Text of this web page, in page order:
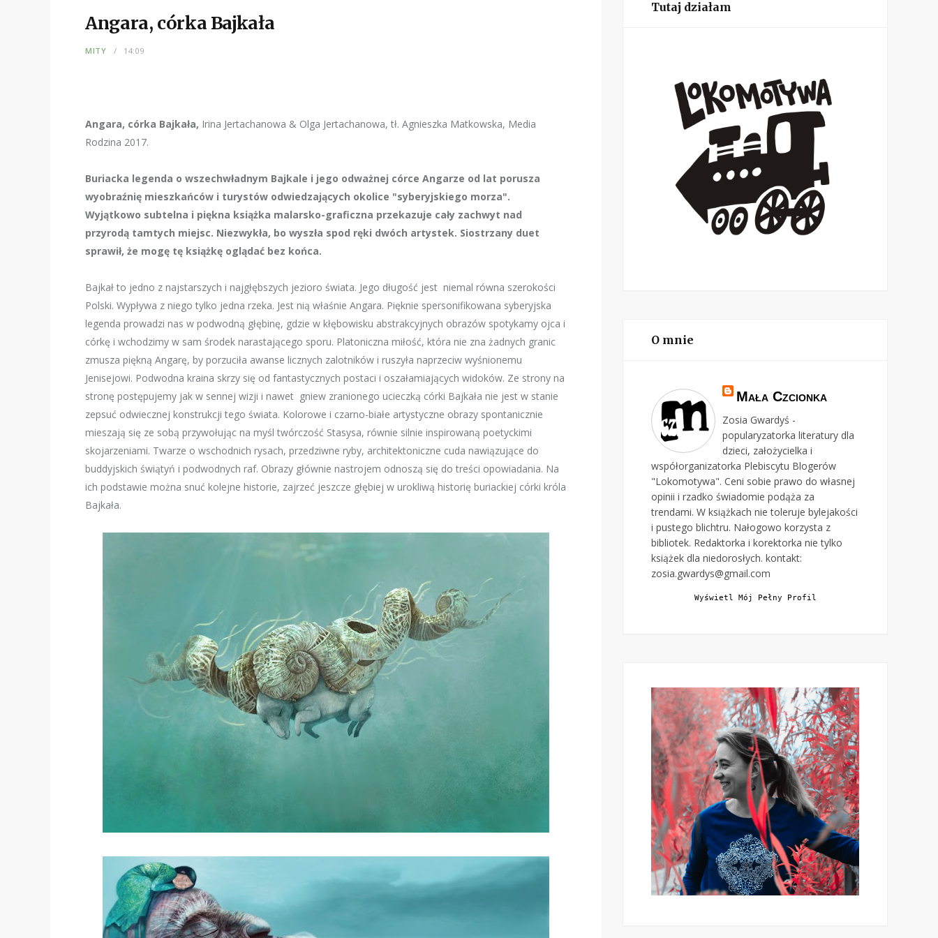
Angara, córka Bajkała
MITY 14:09
Angara, córka Bajkała, Irina Jertachanowa & Olga Jertachanowa, tł. Agnieszka Matkowska, Media
Rodzina 2017.
Buriacka legenda o wszechwładnym Bajkale i jego odważnej córce Angarze od lat porusza
wyobraźnię mieszkańców i turystów odwiedzających okolice "syberyjskiego morza".
Wyjątkowo subtelna i piękna książka malarsko-graficzna przekazuje cały zachwyt nad
przyrodą tamtych miejsc. Niezwykła, bo wyszła spod ręki dwóch artystek. Siostrzany duet
sprawił, że mogę tę książkę oglądać bez końca.
Bajkał to jedno z najstarszych i najgłębszych jezioro świata. Jego długość jest niemal równa szerokości
Polski. Wypływa z niego tylko jedna rzeka. Jest nią właśnie Angara. Pięknie spersonifikowana syberyjska
legenda prowadzi nas w podwodną głębinę, gdzie w kłębowisku abstrakcyjnych obrazów spotykamy ojca i
córkę i wchodzimy w sam środek narastającego sporu. Platoniczna miłość, która nie zna żadnych granic
zmusza piękną Angarę, by porzuciła awanse licznych zalotników i ruszyła naprzeciw wyśnionemu
Jenisejowi. Podwodna kraina skrzy się od fantastycznych postaci i oszałamiających widoków. Ze strony na
stronę postępujemy jak w sennej wizji i nawet gniew zranionego ucieczką córki Bajkała nie jest w stanie
zepsuć odwiecznej konstrukcji tego świata. Kolorowe i czarno-białe artystyczne obrazy spontanicznie
mieszają się ze sobą przywołując na myśl twórczość Stasysa, równie silnie inspirowaną poetyckimi
skojarzeniami. Twarze o wschodnich rysach, przedziwne ryby, architektoniczne cuda nawiązujące do
buddyjskich świątyń i podwodnych raf. Obrazy głównie nastrojem odnoszą się do treści opowiadania. Na
ich podstawie można snuć kolejne historie, zajrzeć jeszcze głębiej w urokliwą historię buriackiej córki króla
Bajkała.
Tutaj działam
O mnie
Mała Czcionka
Zosia Gwardyś -
popularyzatorka literatury dla
dzieci, założycielka i
współorganizatorka Plebiscytu Blogerów
"Lokomotywa". Ceni sobie prawo do własnej
opinii i rzadko świadomie podąża za
trendami. W książkach nie toleruje bylejakości
i pustego blichtru. Nałogowo korzysta z
bibliotek. Redaktorka i korektorka nie tylko
książek dla niedorosłych. kontakt:
zosia.gwardys@gmail.com
Wyświetl Mój Pełny Profil